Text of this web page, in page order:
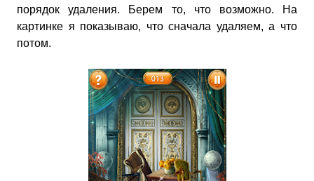
порядок удаления. Берем то, что возможно. На
картинке я показываю, что сначала удаляем, а что
потом.